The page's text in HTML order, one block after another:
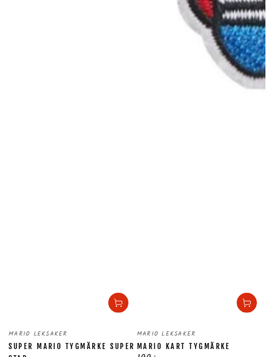
Säljare:
MARIO LEKSAKER
SUPER MARIO TYGMÄRKE SUPER
Säljare:
MARIO LEKSAKER
MARIO KART TYGMÄRKE